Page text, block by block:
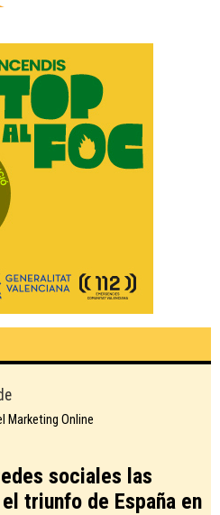
Marketing Online
sociales las
triunfo de España en